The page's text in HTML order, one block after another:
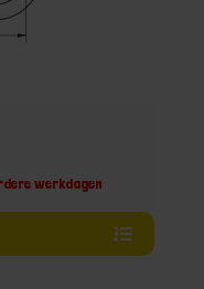
werkdagen